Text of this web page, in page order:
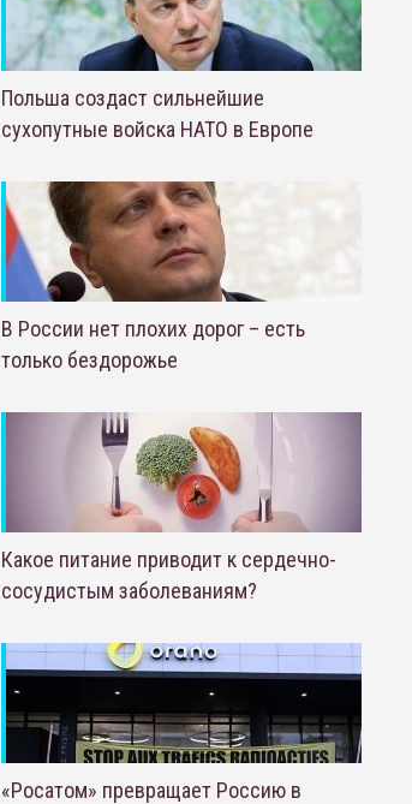
Польша создаст сильнейшие
сухопутные войска НАТО в Европе
В России нет плохих дорог – есть
только бездорожье
Какое питание приводит к сердечно-
сосудистым заболеваниям?
«Росатом» превращает Россию в